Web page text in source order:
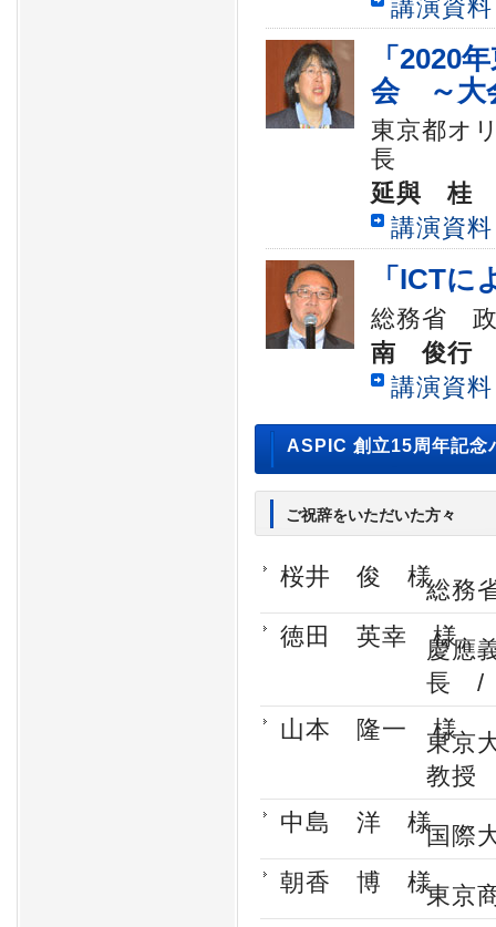
講演資
「2020
会 ～大
東京都オ
長
延與 桂
講演資
「ICTに
総務省
南 俊行
講演資
ASPIC 創立15周年記念
ご祝辞をいただいた方々
桜井 俊 様総務
徳田 英幸 様
慶應
長 /
山本 隆一 様
東京
教授
中島 洋 様国際
朝香 博 様東京